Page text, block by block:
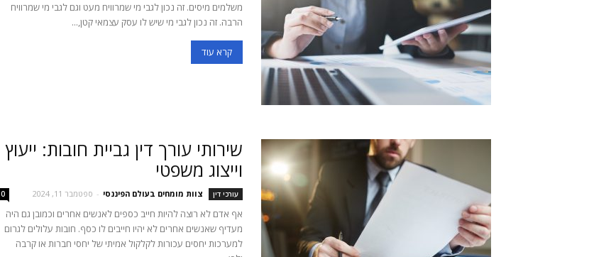
משלמים מיסים. זה נכון לגבי מי שמרוויח מעט וגם לגבי מי שמרוויח
הרבה. זה נכון לגבי מי שיש לו עסק עצמאי קטן,...
קרא עוד
שירותי עורך דין גביית חובות: ייעוץ
וייצוג משפטי
עורכי דין צוות מומחים בעולם הפיננסי - ספטמבר 11, 2024 0
אף אדם לא רוצה להיות חייב כספים לאנשים אחרים וכמובן גם היה
מעדיף שאנשים אחרים לא יהיו חייבים לו כסף. חובות עלולים לגרום
למערכות יחסים עכורות לקלקול אמיתי של יחסי חברות או קרבה